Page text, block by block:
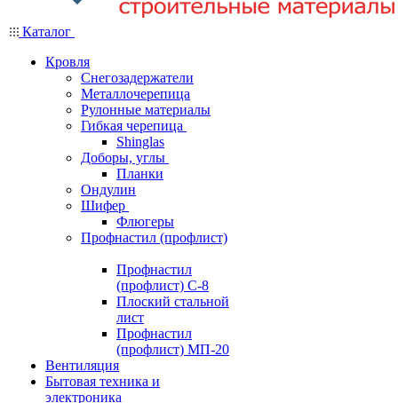
Каталог
Кровля
Снегозадержатели
Металлочерепица
Рулонные материалы
Гибкая черепица
Shinglas
Доборы, углы
Планки
Ондулин
Шифер
Флюгеры
Профнастил (профлист)
Профнастил
(профлист) С-8
Плоский стальной
лист
Профнастил
(профлист) МП-20
Вентиляция
Бытовая техника и
электроника